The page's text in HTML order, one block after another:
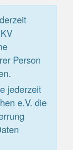
Person
jederzeit
e.V. die